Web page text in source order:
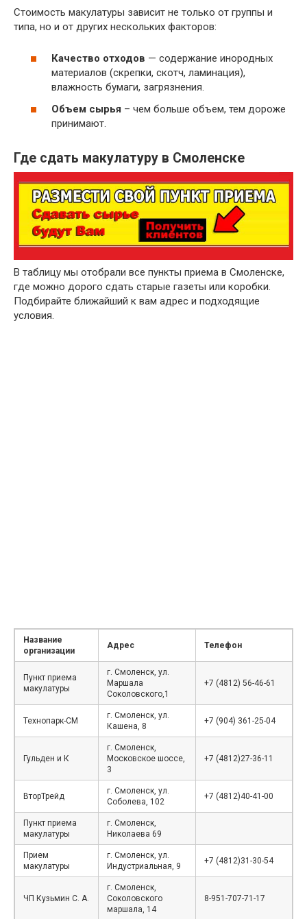
~ 3 руб. Бумажные гильзы, шпули, втулки
Стоимость макулатуры зависит не только от группы и
типа, но и от других нескольких факторов:
Качество отходов — содержание инородных
материалов (скрепки, скотч, ламинация),
влажность бумаги, загрязнения.
Объем сырья – чем больше объем, тем дороже
принимают.
Где сдать макулатуру в Смоленске
В таблицу мы отобрали все пункты приема в Смоленске,
где можно дорого сдать старые газеты или коробки.
Подбирайте ближайший к вам адрес и подходящие
условия.
Название
организации
Адрес Телефон
Пункт приема
макулатуры
г. Смоленск, ул.
Маршала
Соколовского,1
+7 (4812) 56-46-61
Технопарк-СМ
г. Смоленск, ул.
Кашена, 8
+7 (904) 361-25-04
Гульден и К
г. Смоленск,
Московское шоссе,
3
+7 (4812)27-36-11
ВторТрейд
г. Смоленск, ул.
Соболева, 102
+7 (4812)40-41-00
Пункт приема
макулатуры
г. Смоленск,
Николаева 69
Прием
макулатуры
г. Смоленск, ул.
Индустриальная, 9
+7 (4812)31-30-54
ЧП Кузьмин С. А.
г. Смоленск,
Соколовского
маршала, 14
8-951-707-71-17